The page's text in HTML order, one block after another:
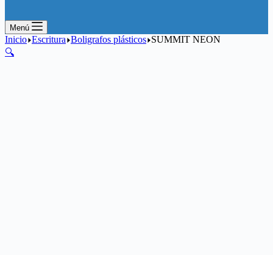
Menú
Inicio Escritura Boligrafos plásticos SUMMIT NEON
🔍